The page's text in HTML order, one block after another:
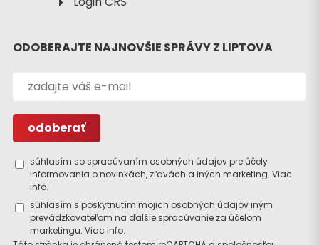
ODOBERAJTE NAJNOVŠIE SPRÁVY Z LIPTOVA
súhlasím so spracúvaním osobných údajov pre účely
informovania o novinkách, zľavách a iných marketing. Viac
info.
súhlasím s poskytnutím mojich osobných údajov iným
prevádzkovateľom na ďalšie spracúvanie za účelom
marketingu. Viac info.